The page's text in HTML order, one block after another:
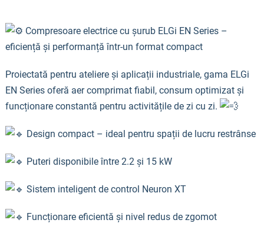
Compresoare electrice cu șurub ELGi EN Series –
eficiență și performanță într-un format compact
Proiectată pentru ateliere și aplicații industriale, gama ELGi
EN Series oferă aer comprimat fiabil, consum optimizat și
funcționare constantă pentru activitățile de zi cu zi.
Design compact – ideal pentru spații de lucru restrânse
Puteri disponibile între 2.2 și 15 kW
Sistem inteligent de control Neuron XT
Funcționare eficientă și nivel redus de zgomot